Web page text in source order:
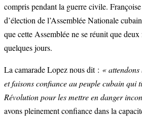
compris pendant la guerre civile.
d’élection de l’Assemblée Nationale
que cette Assemblée ne se réunit que
quelques jours.
La camarade Lopez nous dit : « attendons
et faisons confiance au peuple cubain qui
Révolution pour les mettre en danger
avons pleinement confiance dans la